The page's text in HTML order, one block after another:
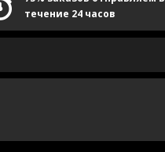
течение 24 часов